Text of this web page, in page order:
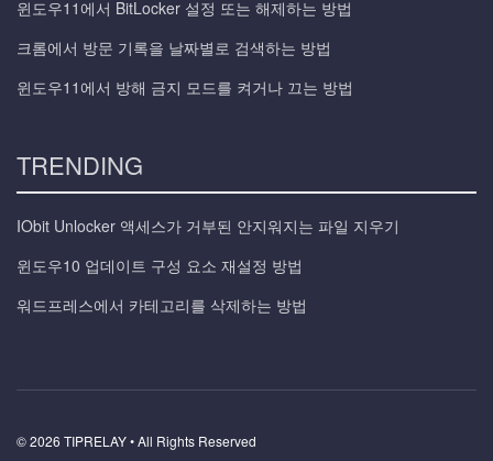
윈도우11에서 BitLocker 설정 또는 해제하는 방법
크롬에서 방문 기록을 날짜별로 검색하는 방법
윈도우11에서 방해 금지 모드를 켜거나 끄는 방법
TRENDING
IObit Unlocker 액세스가 거부된 안지워지는 파일 지우기
윈도우10 업데이트 구성 요소 재설정 방법
워드프레스에서 카테고리를 삭제하는 방법
© 2026 TIPRELAY • All Rights Reserved